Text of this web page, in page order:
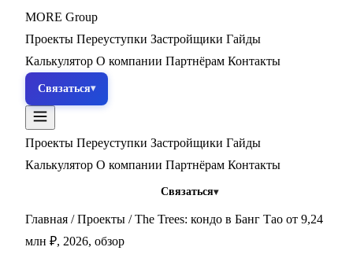
MORE Group
Проекты Переуступки Застройщики Гайды
Калькулятор О компании Партнёрам Контакты
Связаться
Проекты Переуступки Застройщики Гайды
Калькулятор О компании Партнёрам Контакты
Связаться
Главная / Проекты / The Trees: кондо в Банг Тао от 9,24
млн ₽, 2026, обзор